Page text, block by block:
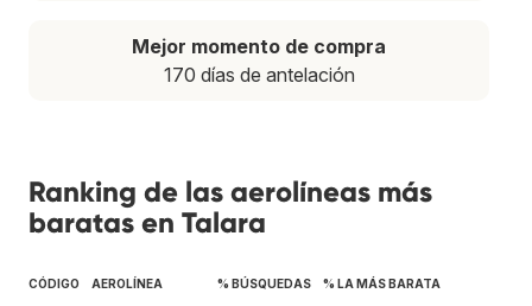
Mejor momento de compra
170 días de antelación
Ranking de las aerolíneas más
baratas en Talara
CÓDIGO AEROLÍNEA % BÚSQUEDAS % LA MÁS BARATA